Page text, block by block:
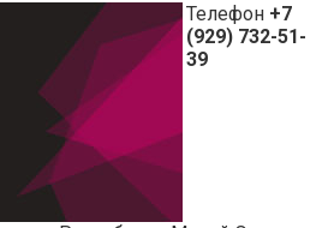
Телефон +7
(929) 732-51-
39